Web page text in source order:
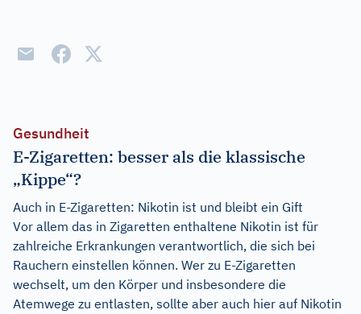
Gesundheit
E-Zigaretten: besser als die klassische
„Kippe“?
Auch in E-Zigaretten: Nikotin ist und bleibt ein Gift
Vor allem das in Zigaretten enthaltene Nikotin ist für
zahlreiche Erkrankungen verantwortlich, die sich bei
Rauchern einstellen können. Wer zu E-Zigaretten
wechselt, um den Körper und insbesondere die
Atemwege zu entlasten, sollte aber auch hier auf Nikotin